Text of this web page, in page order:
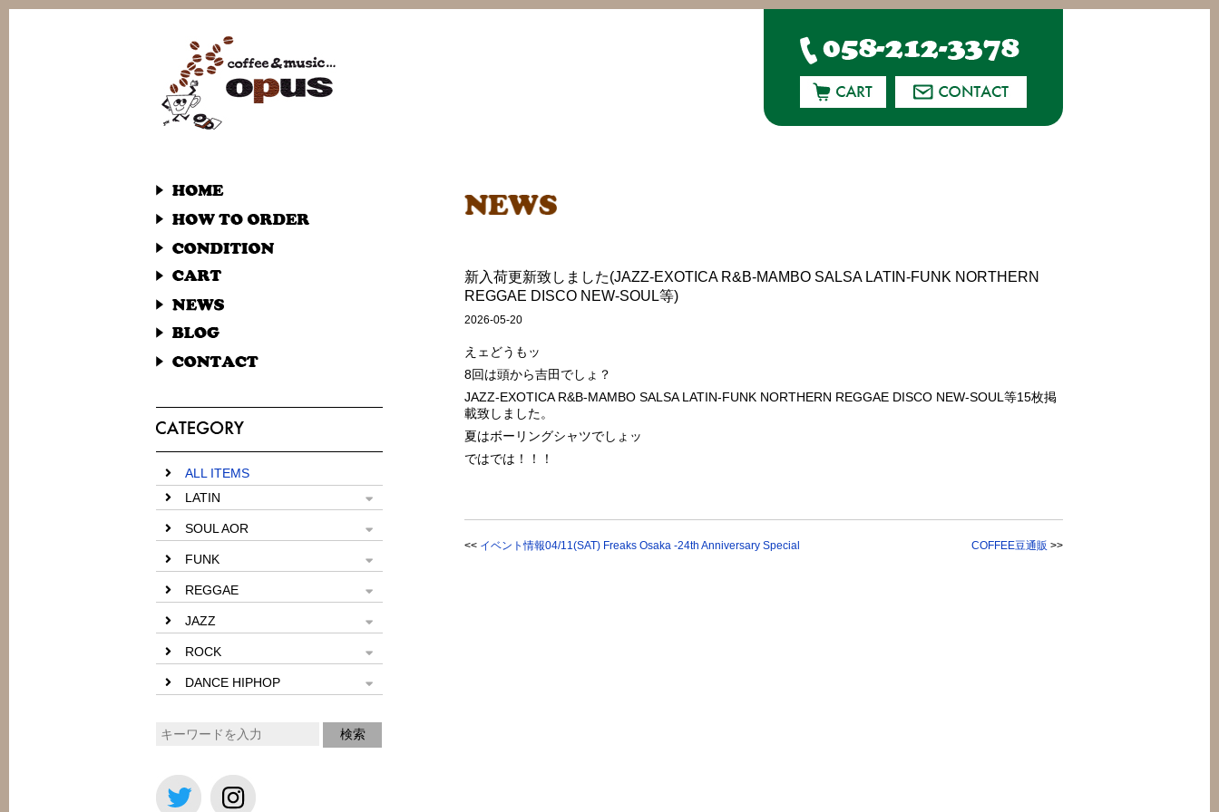
ALL ITEMS
LATIN
SOUL AOR
FUNK
REGGAE
JAZZ
ROCK
DANCE HIPHOP
新入荷更新致しました(JAZZ-EXOTICA R&B-MAMBO SALSA LATIN-FUNK NORTHERN
REGGAE DISCO NEW-SOUL等)
2026-05-20
えェどうもッ
8回は頭から吉田でしょ？
JAZZ-EXOTICA R&B-MAMBO SALSA LATIN-FUNK NORTHERN REGGAE DISCO NEW-SOUL等15枚掲
載致しました。
夏はボーリングシャツでしょッ
ではでは！！！
<< イベント情報04/11(SAT) Freaks Osaka -24th Anniversary Special COFFEE豆通販 >>